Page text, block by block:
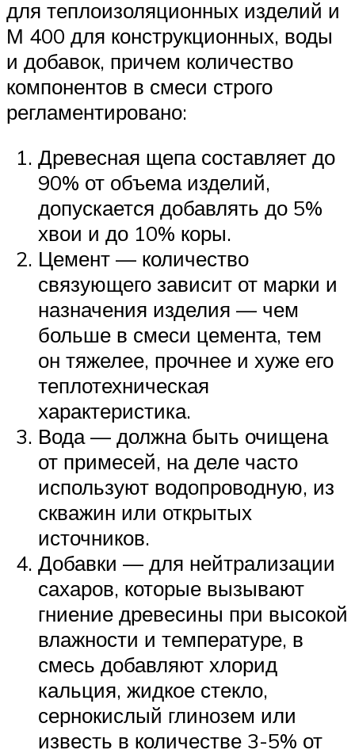
для теплоизоляционных изделий и
М 400 для конструкционных, воды
и добавок, причем количество
компонентов в смеси строго
регламентировано:
Древесная щепа составляет до
90% от объема изделий,
допускается добавлять до 5%
хвои и до 10% коры.
Цемент — количество
связующего зависит от марки и
назначения изделия — чем
больше в смеси цемента, тем
он тяжелее, прочнее и хуже его
теплотехническая
характеристика.
Вода — должна быть очищена
от примесей, на деле часто
используют водопроводную, из
скважин или открытых
источников.
Добавки — для нейтрализации
сахаров, которые вызывают
гниение древесины при высокой
влажности и температуре, в
смесь добавляют хлорид
кальция, жидкое стекло,
сернокислый глинозем или
известь в количестве 3-5% от